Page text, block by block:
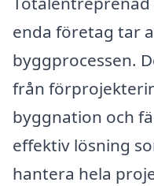
enda företag tar
byggprocessen.
från
byggnation och
effektiv lösning
hantera hela